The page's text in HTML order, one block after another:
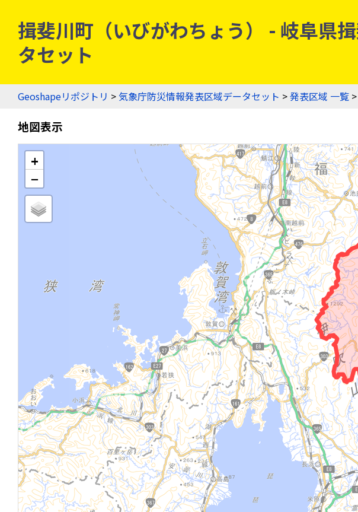
揖斐川町（いびがわちょう） - 岐阜県
タセット
Geoshapeリポジトリ >気象庁防災情報発表区域データセット >発表区域 一覧 >
地図表示
+
−